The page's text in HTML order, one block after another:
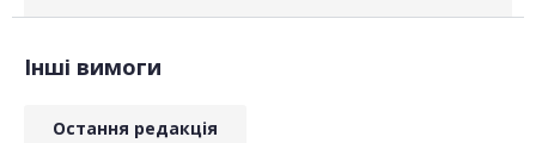
Інші вимоги
Остання редакція